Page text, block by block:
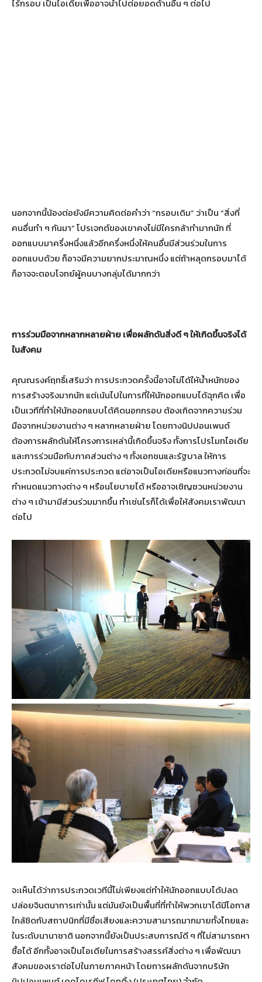
ไร้กรอบ เป็นไอเดียเพื่ออาจนำไปต่อยอดด้านอื่น ๆ ต่อไป
นอกจากนี้น้องต่อยังมีความคิดต่อคำว่า “กรอบเดิม” ว่าเป็น “สิ่งที่
คนอื่นทำ ๆ กันมา” โปรเจกต์ของเขาคงไม่มีใครกล้าทำมากนัก ที่
ออกแบบมาครึ่งหนึ่งแล้วอีกครึ่งหนึ่งให้คนอื่นมีส่วนร่วมในการ
ออกแบบด้วย ก็อาจมีความยากประมาณหนึ่ง แต่ถ้าหลุดกรอบมาได้
ก็อาจจะตอบโจทย์ผู้คนบางกลุ่มได้มากกว่า
การร่วมมือจากหลากหลายฝ่าย เพื่อผลักดันสิ่งดี ๆ ให้เกิดขึ้นจริงได้
ในสังคม
คุณณรงค์ฤทธิ์เสริมว่า การประกวดครั้งนี้อาจไม่ได้ให้น้ำหนักของ
การสร้างจริงมากนัก แต่เน้นไปในการที่ให้นักออกแบบได้ฉุกคิด เพื่อ
เป็นเวทีที่ทำให้นักออกแบบได้คิดนอกกรอบ ต้องเกิดจากความร่วม
มือจากหน่วยงานต่าง ๆ หลากหลายฝ่าย โดยทางนิปปอนเพนต์
ต้องการผลักดันให้โครงการเหล่านี้เกิดขึ้นจริง ทั้งการโปรโมทไอเดีย
และการร่วมมือกับภาคส่วนต่าง ๆ ทั้งเอกชนและรัฐบาล ให้การ
ประกวดไม่จบแค่การประกวด แต่อาจเป็นไอเดียหรือแนวทางก่อนที่จะ
กำหนดแนวทางต่าง ๆ หรือนโยบายได้ หรืออาจเชิญชวนหน่วยงาน
ต่าง ๆ เข้ามามีส่วนร่วมมากขึ้น ทำเช่นไรก็ได้เพื่อให้สังคมเราพัฒนา
ต่อไป
จะเห็นได้ว่าการประกวดเวทีนี้ไม่เพียงแต่ทำให้นักออกแบบได้ปลด
ปล่อยจินตนาการเท่านั้น แต่มันยังเป็นพื้นที่ที่ทำให้พวกเขาได้มีโอกาส
ใกล้ชิดกับสถาปนิกที่มีชื่อเสียงและความสามารถมากมายทั้งไทยและ
ในระดับนานาชาติ นอกจากนี้ยังเป็นประสบการณ์ดี ๆ ที่ไม่สามารถหา
ซื้อได้ อีกทั้งอาจเป็นไอเดียในการสร้างสรรค์สิ่งต่าง ๆ เพื่อพัฒนา
สังคมของเราต่อไปในภายภาคหน้า โดยการผลักดันจากบริษัท